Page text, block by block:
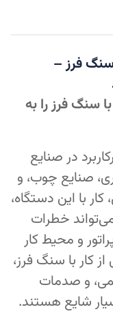
سنگ فرز –
سنگ فرز را به
در صنایع
صنایع چوب، و
با این دستگاه،
خطرات
و محیط کار
کار با سنگ فرز،
و صدمات
شایع هستند.